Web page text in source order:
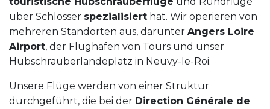
über Schlösser spezialisiert hat. Wir operieren von
mehreren Standorten aus, darunter Angers Loire
Airport, der Flughafen von Tours und unser
Hubschrauberlandeplatz in Neuvy-le-Roi.
Unsere Flüge werden von einer Struktur
durchgeführt, die bei der Direction Générale de